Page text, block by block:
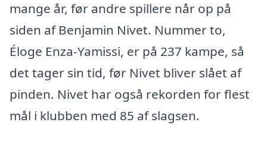
mange år, før andre spillere når op på
siden af Benjamin Nivet. Nummer to,
Éloge Enza-Yamissi, er på 237 kampe, så
det tager sin tid, før Nivet bliver slået af
pinden. Nivet har også rekorden for flest
mål i klubben med 85 af slagsen.